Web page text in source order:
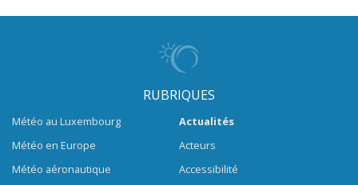
RUBRIQUES
Météo au Luxembourg
Météo en Europe
Météo aéronautique
Actualités
Acteurs
Accessibilité